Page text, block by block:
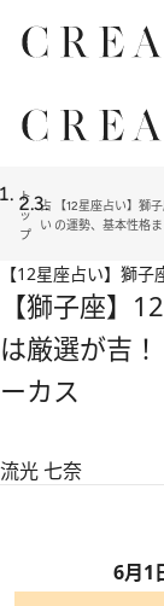
ト
ッ
プ
占
い
【12星座占い】獅
の運勢、基本性格
【12星座占い】獅
【獅子座】
は厳選が吉
ーカス
流光 七奈
6月1